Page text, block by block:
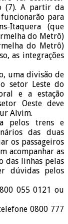
(7). A partir da
para
Itaquera (que
do Metrô)
do Metrô)
as integrações
uma divisão de
setor Leste do
e a estação
Oeste deve
Alvim.
pelos trens e
das duas
os passageiros
acompanhar as
das linhas pelas
dúvidas pelos
055 0121 ou
0800 777